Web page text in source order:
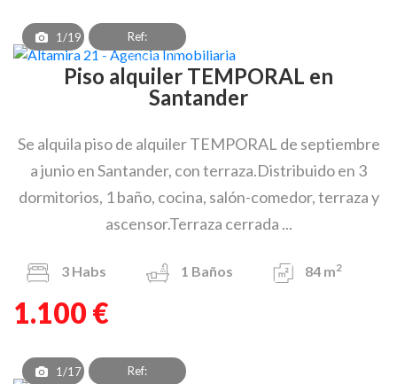
1/19
Ref:
PAT_OEA_8301
Piso alquiler TEMPORAL en
Santander
Se alquila piso de alquiler TEMPORAL de septiembre
a junio en Santander, con terraza.Distribuido en 3
dormitorios, 1 baño, cocina, salón-comedor, terraza y
ascensor.Terraza cerrada ...
3 Habs 1 Baños 84 m2
1.100 €
1/17
Ref: